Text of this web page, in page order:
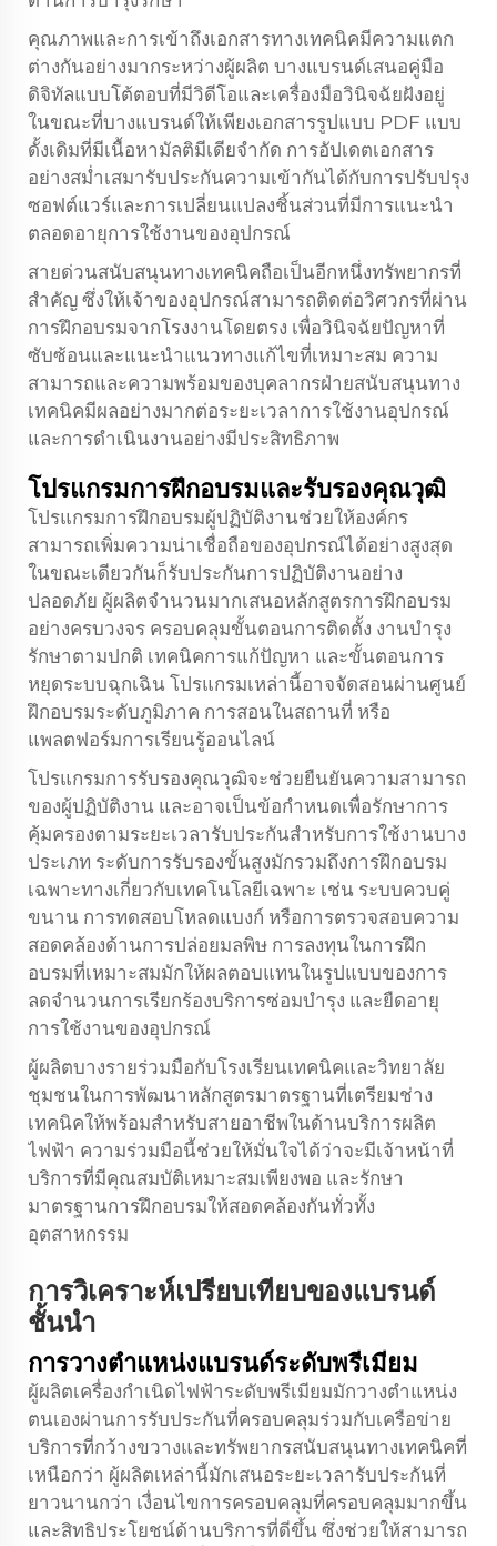
คุณภาพและการเข้าถึงเอกสารทางเทคนิคมีความแตก
ต่างกันอย่างมากระหว่างผู้ผลิต บางแบรนด์เสนอคู่มือ
ดิจิทัลแบบโต้ตอบที่มีวิดีโอและเครื่องมือวินิจฉัยฝังอยู่
ในขณะที่บางแบรนด์ให้เพียงเอกสารรูปแบบ PDF แบบ
ดั้งเดิมที่มีเนื้อหามัลติมีเดียจำกัด การอัปเดตเอกสาร
อย่างสม่ำเสมารับประกันความเข้ากันได้กับการปรับปรุง
ซอฟต์แวร์และการเปลี่ยนแปลงชิ้นส่วนที่มีการแนะนำ
ตลอดอายุการใช้งานของอุปกรณ์
สายด่วนสนับสนุนทางเทคนิคถือเป็นอีกหนึ่งทรัพยากรที่
สำคัญ ซึ่งให้เจ้าของอุปกรณ์สามารถติดต่อวิศวกรที่ผ่าน
การฝึกอบรมจากโรงงานโดยตรง เพื่อวินิจฉัยปัญหาที่
ซับซ้อนและแนะนำแนวทางแก้ไขที่เหมาะสม ความ
สามารถและความพร้อมของบุคลากรฝ่ายสนับสนุนทาง
เทคนิคมีผลอย่างมากต่อระยะเวลาการใช้งานอุปกรณ์
และการดำเนินงานอย่างมีประสิทธิภาพ
โปรแกรมการฝึกอบรมและรับรองคุณวุฒิ
โปรแกรมการฝึกอบรมผู้ปฏิบัติงานช่วยให้องค์กร
สามารถเพิ่มความน่าเชื่อถือของอุปกรณ์ได้อย่างสูงสุด
ในขณะเดียวกันก็รับประกันการปฏิบัติงานอย่าง
ปลอดภัย ผู้ผลิตจำนวนมากเสนอหลักสูตรการฝึกอบรม
อย่างครบวงจร ครอบคลุมขั้นตอนการติดตั้ง งานบำรุง
รักษาตามปกติ เทคนิคการแก้ปัญหา และขั้นตอนการ
หยุดระบบฉุกเฉิน โปรแกรมเหล่านี้อาจจัดสอนผ่านศูนย์
ฝึกอบรมระดับภูมิภาค การสอนในสถานที่ หรือ
แพลตฟอร์มการเรียนรู้ออนไลน์
โปรแกรมการรับรองคุณวุฒิจะช่วยยืนยันความสามารถ
ของผู้ปฏิบัติงาน และอาจเป็นข้อกำหนดเพื่อรักษาการ
คุ้มครองตามระยะเวลารับประกันสำหรับการใช้งานบาง
ประเภท ระดับการรับรองขั้นสูงมักรวมถึงการฝึกอบรม
เฉพาะทางเกี่ยวกับเทคโนโลยีเฉพาะ เช่น ระบบควบคู่
ขนาน การทดสอบโหลดแบงก์ หรือการตรวจสอบความ
สอดคล้องด้านการปล่อยมลพิษ การลงทุนในการฝึก
อบรมที่เหมาะสมมักให้ผลตอบแทนในรูปแบบของการ
ลดจำนวนการเรียกร้องบริการซ่อมบำรุง และยืดอายุ
การใช้งานของอุปกรณ์
ผู้ผลิตบางรายร่วมมือกับโรงเรียนเทคนิคและวิทยาลัย
ชุมชนในการพัฒนาหลักสูตรมาตรฐานที่เตรียมช่าง
เทคนิคให้พร้อมสำหรับสายอาชีพในด้านบริการผลิต
ไฟฟ้า ความร่วมมือนี้ช่วยให้มั่นใจได้ว่าจะมีเจ้าหน้าที่
บริการที่มีคุณสมบัติเหมาะสมเพียงพอ และรักษา
มาตรฐานการฝึกอบรมให้สอดคล้องกันทั่วทั้ง
อุตสาหกรรม
การวิเคราะห์เปรียบเทียบของแบรนด์
ชั้นนำ
การวางตำแหน่งแบรนด์ระดับพรีเมียม
ผู้ผลิตเครื่องกำเนิดไฟฟ้าระดับพรีเมียมมักวางตำแหน่ง
ตนเองผ่านการรับประกันที่ครอบคลุมร่วมกับเครือข่าย
บริการที่กว้างขวางและทรัพยากรสนับสนุนทางเทคนิคที่
เหนือกว่า ผู้ผลิตเหล่านี้มักเสนอระยะเวลารับประกันที่
ยาวนานกว่า เงื่อนไขการครอบคลุมที่ครอบคลุมมากขึ้น
และสิทธิประโยชน์ด้านบริการที่ดีขึ้น ซึ่งช่วยให้สามารถ